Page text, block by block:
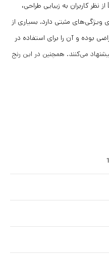
اسپیکر دسکتاپ کیسونلی مدل L-4040 از نظر کاربران به زیبایی طراحی،
مثبتی دارد. بسیاری از
بوده و آن را برای استفاده در
می‌کنند. همچنین در این رنج